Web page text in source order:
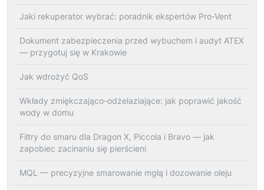
Jaki rekuperator wybrać: poradnik ekspertów Pro-Vent
Dokument zabezpieczenia przed wybuchem i audyt ATEX
— przygotuj się w Krakowie
Jak wdrożyć QoS
Wkłady zmiękczająco-odżelaziające: jak poprawić jakość
wody w domu
Filtry do smaru dla Dragon X, Piccola i Bravo — jak
zapobiec zacinaniu się pierścieni
MQL — precyzyjne smarowanie mgłą i dozowanie oleju